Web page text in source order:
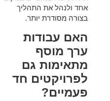
אחד ולנהל את התהליך
בצורה מסודרת יותר.
האם עבודות
ערך מוסף
מתאימות גם
לפרויקטים חד
פעמיים?